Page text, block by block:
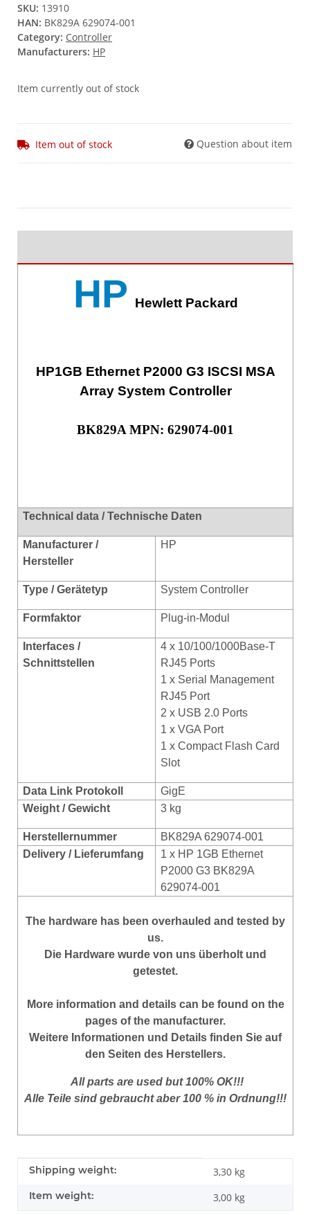
SKU: 13910
HAN: BK829A 629074-001
Category: Controller
Manufacturers: HP
Item currently out of stock
Item out of stock Question about item
HP Hewlett Packard
HP1GB Ethernet P2000 G3 ISCSI MSA
Array System Controller
BK829A MPN: 629074-001
Technical data / Technische Daten
Manufacturer /
Hersteller
HP
Type / Gerätetyp System Controller
Formfaktor Plug-in-Modul
Interfaces /
Schnittstellen
4 x 10/100/1000Base-T
RJ45 Ports
1 x Serial Management
RJ45 Port
2 x USB 2.0 Ports
1 x VGA Port
1 x Compact Flash Card
Slot
Data Link Protokoll
GigE
Weight / Gewicht
3 kg
Herstellernummer
BK829A 629074-001
Delivery / Lieferumfang
1 x HP 1GB Ethernet
P2000 G3 BK829A
629074-001
The hardware has been overhauled and tested by
us.
Die Hardware wurde von uns überholt und
getestet.
More information and details can be found on the
pages of the manufacturer.
Weitere Informationen und Details finden Sie auf
den Seiten des Herstellers.
All parts are used but 100% OK!!!
Alle Teile sind gebraucht aber 100 % in Ordnung!!!
Item information
Value
Shipping weight: 3,30 kg
Item weight: 3,00 kg